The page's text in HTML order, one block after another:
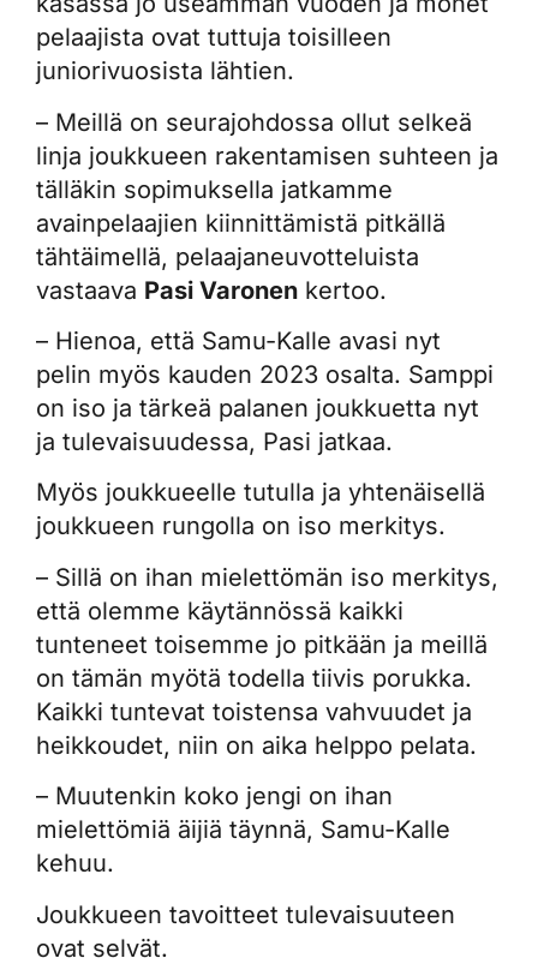
pelaajista ovat tuttuja toisilleen
juniorivuosista lähtien.
– Meillä on seurajohdossa ollut selkeä
linja joukkueen rakentamisen suhteen ja
tälläkin sopimuksella jatkamme
avainpelaajien kiinnittämistä pitkällä
tähtäimellä, pelaajaneuvotteluista
vastaava Pasi Varonen kertoo.
– Hienoa, että Samu-Kalle avasi nyt
pelin myös kauden 2023 osalta. Samppi
on iso ja tärkeä palanen joukkuetta nyt
ja tulevaisuudessa, Pasi jatkaa.
Myös joukkueelle tutulla ja yhtenäisellä
joukkueen rungolla on iso merkitys.
– Sillä on ihan mielettömän iso merkitys,
että olemme käytännössä kaikki
tunteneet toisemme jo pitkään ja meillä
on tämän myötä todella tiivis porukka.
Kaikki tuntevat toistensa vahvuudet ja
heikkoudet, niin on aika helppo pelata.
– Muutenkin koko jengi on ihan
mielettömiä äijiä täynnä, Samu-Kalle
kehuu.
Joukkueen tavoitteet tulevaisuuteen
ovat selvät.